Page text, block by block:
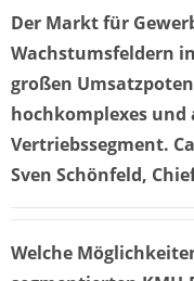
Der Markt für
Wachstumsfeldern
großen
hochkomplexes und
Vertriebssegment.
Sven Schönfeld,
Welche